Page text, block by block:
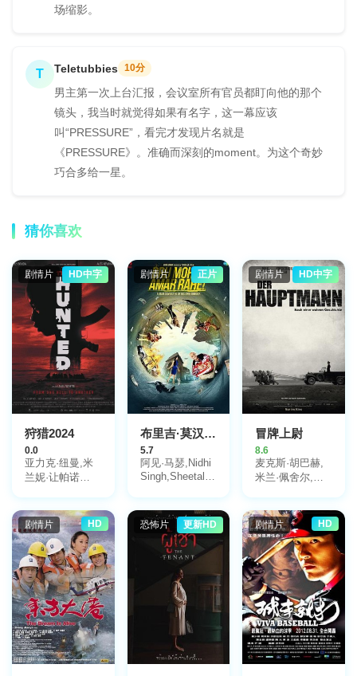
场缩影。
T Teletubbies 10分
男主第一次上台汇报，会议室所有官员都盯向他的那个
镜头，我当时就觉得如果有名字，这一幕应该
叫“PRESSURE”，看完才发现片名就是
《PRESSURE》。准确而深刻的moment。为这个奇妙
巧合多给一星。
猜你喜欢
剧情片 HD中字
狩猎2024
0.0
亚力克·纽曼,米
兰妮·让帕诺
拉·玛丽恩,Raj
Bajaj,瓦西利斯·
科卡拉尼,莉莉·
班达,Pigmalion
Dadakaridis,Kostis
Kallivretakis,Argyris
Gaganis,Marlene
Kaminsky
剧情片 正片
布里吉·莫汉万岁
5.7
阿见·马瑟,Nidhi
Singh,Sheetal
Kohli,Sunny
Hinduja,Yogendra
Tikku,Rajendra
Bhatia,Aanchal
Chauhan,Goswami
剧情片 HD中字
冒牌上尉
8.6
麦克斯·胡巴赫,
米兰·佩舍尔,弗
瓦尔德马·科布
斯,亚历山大·费
林,萨缪尔·芬齐
剧情片 HD 恐怖片 更新HD 剧情片 HD